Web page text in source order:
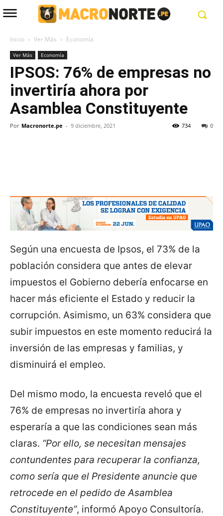
Inicio Ver Más Economía
Ver Más Economía
IPSOS: 76% de empresas no
invertiría ahora por
Asamblea Constituyente
Por Macronorte.pe - 9 diciembre, 2021 0
734
Según una encuesta de Ipsos, el 73% de la
población considera que antes de elevar
impuestos el Gobierno debería enfocarse en
hacer más eficiente el Estado y reducir la
corrupción. Asimismo, un 63% considera que
subir impuestos en este momento reducirá la
inversión de las empresas y familias, y
disminuirá el empleo.
Del mismo modo, la encuesta reveló que el
76% de empresas no invertiría ahora y
esperaría a que las condiciones sean más
claras. “Por ello, se necesitan mensajes
contundentes para recuperar la confianza,
como sería que el Presidente anuncie que
retrocede en el pedido de Asamblea
Constituyente”, informó Apoyo Consultoría.